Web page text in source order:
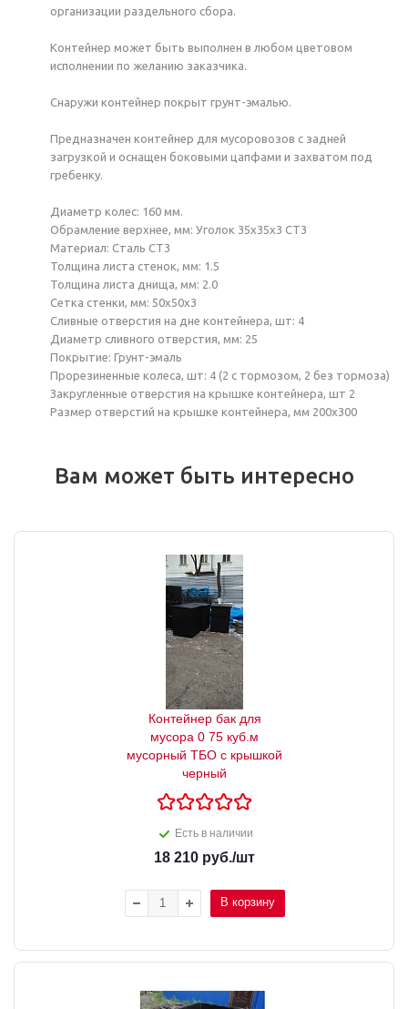
организации раздельного сбора.
Контейнер может быть выполнен в любом цветовом
исполнении по желанию заказчика.
Снаружи контейнер покрыт грунт-эмалью.
Предназначен контейнер для мусоровозов с задней
загрузкой и оснащен боковыми цапфами и захватом под
гребенку.
Диаметр колес: 160 мм.
Обрамление верхнее, мм: Уголок 35х35х3 СТ3
Материал: Сталь СТ3
Толщина листа стенок, мм: 1.5
Толщина листа днища, мм: 2.0
Сетка стенки, мм: 50х50х3
Сливные отверстия на дне контейнера, шт: 4
Диаметр сливного отверстия, мм: 25
Покрытие: Грунт-эмаль
Прорезиненные колеса, шт: 4 (2 с тормозом, 2 без тормоза)
Закругленные отверстия на крышке контейнера, шт 2
Размер отверстий на крышке контейнера, мм 200х300
Вам может быть интересно
Контейнер бак для
мусора 0 75 куб.м
мусорный ТБО с крышкой
черный
Есть в наличии
18 210 руб./шт
В корзину